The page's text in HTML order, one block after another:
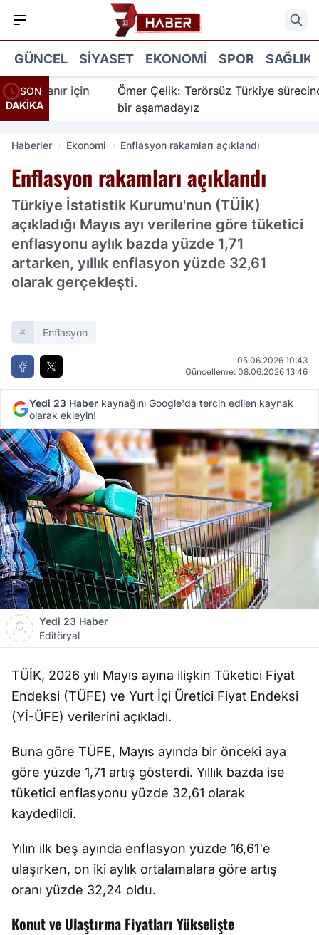
GÜNCEL SIYASET EKONOMI SPOR SAĞLIK
SON
DAKİKA
İnanır için
Ömer Çelik: Terörsüz Türkiye sürecinde
bir aşamadayız
Haberler Ekonomi Enflasyon rakamları açıklandı
Enflasyon rakamları açıklandı
Türkiye İstatistik Kurumu'nun (TÜİK)
açıkladığı Mayıs ayı verilerine göre tüketici
enflasyonu aylık bazda yüzde 1,71
artarken, yıllık enflasyon yüzde 32,61
olarak gerçekleşti.
Enflasyon
05.06.2026 10:43
Güncelleme: 08.06.2026 13:46
Yedi 23 Haber kaynağını Google'da tercih edilen kaynak
olarak ekleyin!
Yedi 23 Haber
Editöryal
TÜİK, 2026 yılı Mayıs ayına ilişkin Tüketici Fiyat
Endeksi (TÜFE) ve Yurt İçi Üretici Fiyat Endeksi
(Yİ-ÜFE) verilerini açıkladı.
Buna göre TÜFE, Mayıs ayında bir önceki aya
göre yüzde 1,71 artış gösterdi. Yıllık bazda ise
tüketici enflasyonu yüzde 32,61 olarak
kaydedildi.
Yılın ilk beş ayında enflasyon yüzde 16,61'e
ulaşırken, on iki aylık ortalamalara göre artış
oranı yüzde 32,24 oldu.
Konut ve Ulaştırma Fiyatları Yükselişte